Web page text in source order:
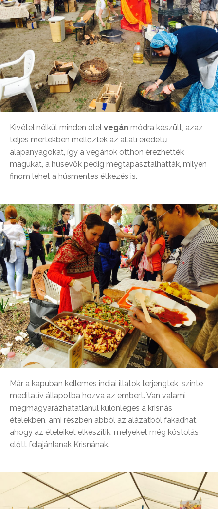
Kivétel nélkül minden étel vegán módra készült, azaz
teljes mértékben mellőzték az állati eredetű
alapanyagokat, így a vegánok otthon érezhették
magukat, a húsevők pedig megtapasztalhatták, milyen
finom lehet a húsmentes étkezés is.
Már a kapuban kellemes indiai illatok terjengtek, szinte
meditatív állapotba hozva az embert. Van valami
megmagyarázhatatlanul különleges a krisnás
ételekben, ami részben abból az alázatból fakadhat,
ahogy az ételeiket elkészítik, melyeket még kóstolás
előtt felajánlanak Krisnának.